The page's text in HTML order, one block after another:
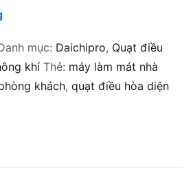
mục: Daichipro, Quạt điều
khí Thẻ: máy làm mát nhà
khách, quạt điều hòa diện